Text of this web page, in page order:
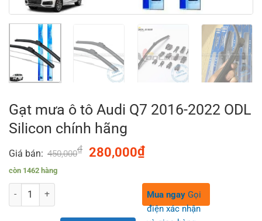
Gạt mưa ô tô Audi Q7 2016-2022 ODL
Silicon chính hãng
Giá bán: 450,000₫
Original
450,000₫.
280,000₫Current
280,000₫.
còn 1462 hàng
Số lượng Mua ngay Gọi
điện xác nhận